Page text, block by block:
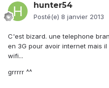
hunter54
Posté(e) 8 janvier 2013
C'est bizard. une telephone
en 3G pour avoir internet mais
wifi...
grrrrr ^^